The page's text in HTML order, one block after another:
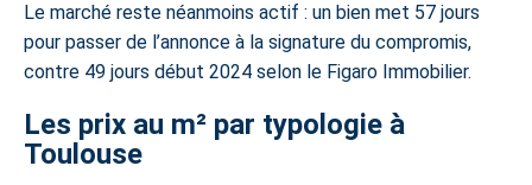
Le marché reste néanmoins actif : un bien met 57 jours
pour passer de l’annonce à la signature du compromis,
contre 49 jours début 2024 selon le Figaro Immobilier.
Les prix au m² par typologie à
Toulouse